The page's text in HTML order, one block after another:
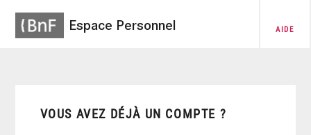
Espace Personnel AIDE
VOUS AVEZ DÉJÀ UN COMPTE ?